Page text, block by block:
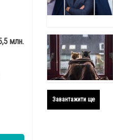
млн.
Завантажити ще